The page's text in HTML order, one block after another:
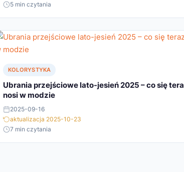
5 min czytania
KOLORYSTYKA
Ubrania przejściowe lato-jesień 2025 – co się
nosi w modzie
2025-09-16
aktualizacja 2025-10-23
7 min czytania